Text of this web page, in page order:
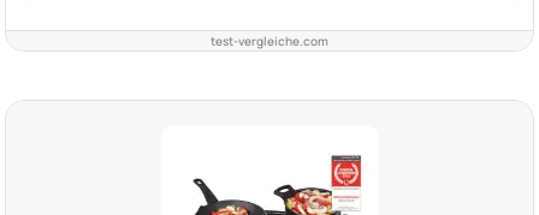
test-vergleiche.com